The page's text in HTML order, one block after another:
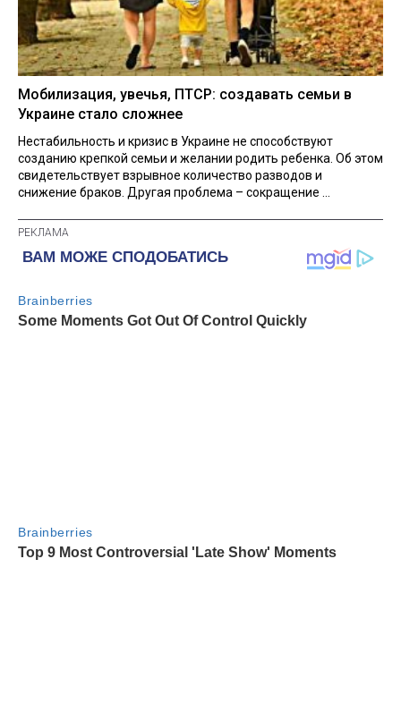
Мобилизация, увечья, ПТСР: создавать семьи в
Украине стало сложнее
Нестабильность и кризис в Украине не способствуют
созданию крепкой семьи и желании родить ребенка. Об этом
свидетельствует взрывное количество разводов и
снижение браков. Другая проблема – сокращение ...